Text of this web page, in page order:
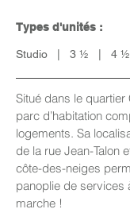
Types d'unités :
Studio | 3 ½ | 4 ½
Situé dans le
parc d’habitation
logements. Sa
de la rue Jean-Talon
côte-des-neiges
panoplie de services
marche !